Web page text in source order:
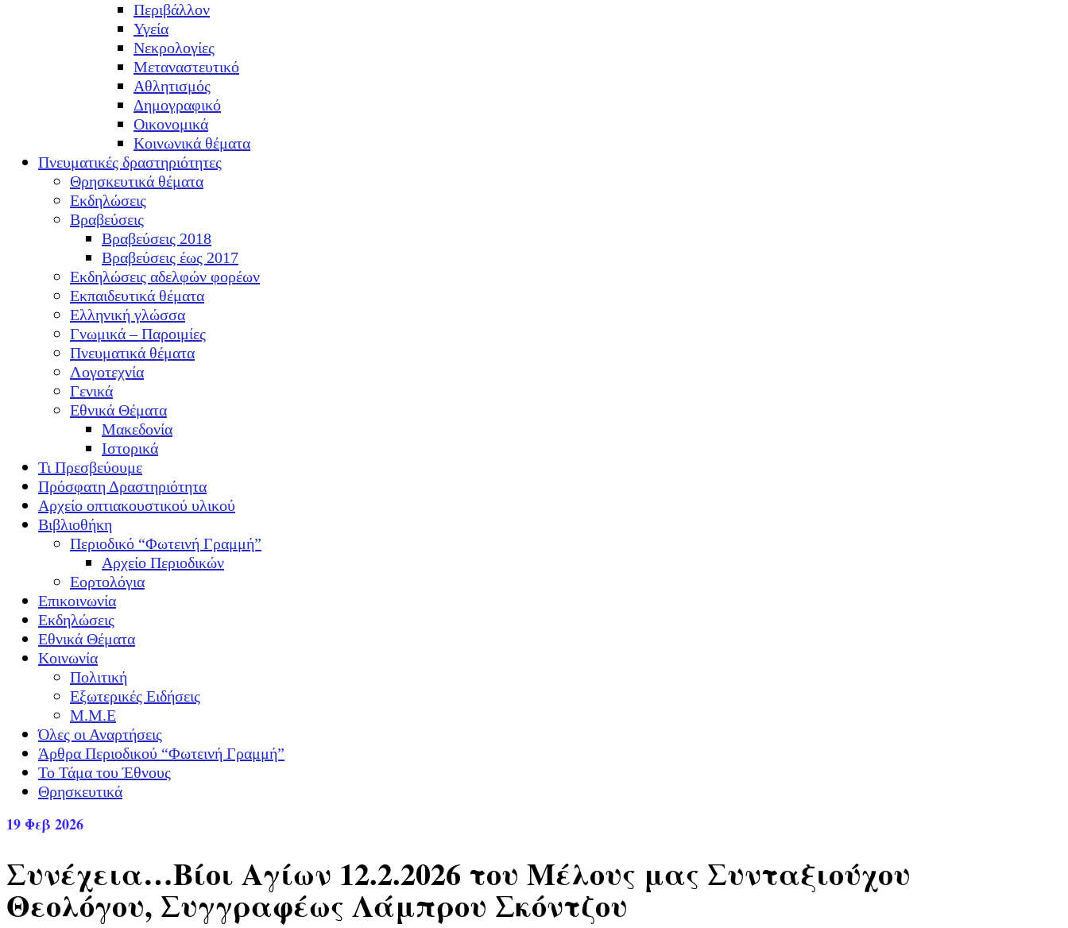
Περιβάλλον
Υγεία
Νεκρολογίες
Μεταναστευτικό
Αθλητισμός
Δημογραφικό
Οικονομικά
Κοινωνικά θέματα
Πνευματικές δραστηριότητες
Θρησκευτικά θέματα
Εκδηλώσεις
Βραβεύσεις
Βραβεύσεις 2018
Βραβεύσεις έως 2017
Εκδηλώσεις αδελφών φορέων
Εκπαιδευτικά θέματα
Ελληνική γλώσσα
Γνωμικά – Παροιμίες
Πνευματικά θέματα
Λογοτεχνία
Γενικά
Εθνικά Θέματα
Μακεδονία
Ιστορικά
Τι Πρεσβεύουμε
Πρόσφατη Δραστηριότητα
Αρχείο οπτιακουστικού υλικού
Βιβλιοθήκη
Περιοδικό “Φωτεινή Γραμμή”
Αρχείο Περιοδικών
Εορτολόγια
Επικοινωνία
Εκδηλώσεις
Εθνικά Θέματα
Κοινωνία
Πολιτική
Εξωτερικές Ειδήσεις
Μ.Μ.Ε
Όλες οι Αναρτήσεις
Άρθρα Περιοδικού “Φωτεινή Γραμμή”
Το Τάμα του Έθνους
Θρησκευτικά
19Φεβ 2026
Συνέχεια…Βίοι Αγίων 12.2.2026 του Μέλους μας Συνταξιούχου
Θεολόγου, Συγγραφέως Λάμπρου Σκόντζου